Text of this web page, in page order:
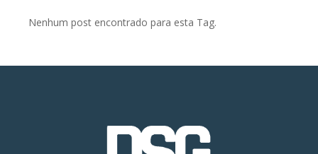
Nenhum post encontrado para esta Tag.